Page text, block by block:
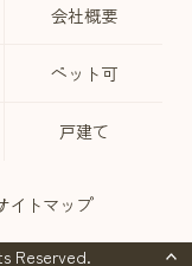
会社概要
ペット可
戸建て
イトマップ
Reserved.